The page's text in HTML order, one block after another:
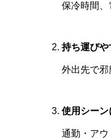
保冷時間、
持ち運びや
外出先で
使用シー
通勤・アウ